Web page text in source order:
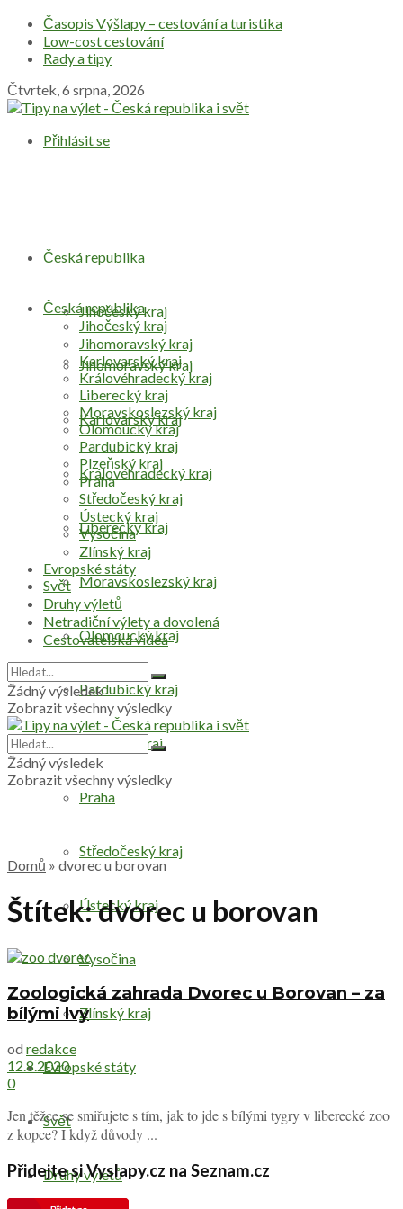
Časopis Výšlapy – cestování a turistika
Low-cost cestování
Rady a tipy
Čtvrtek, 6 srpna, 2026
Přihlásit se
Česká republika
Jihočeský kraj
Jihomoravský kraj
Karlovarský kraj
Královéhradecký kraj
Liberecký kraj
Moravskoslezský kraj
Olomoucký kraj
Pardubický kraj
Plzeňský kraj
Praha
Středočeský kraj
Ústecký kraj
Vysočina
Zlínský kraj
Evropské státy
Svět
Druhy výletů
Česká republika
Jihočeský kraj
Jihomoravský kraj
Karlovarský kraj
Královéhradecký kraj
Liberecký kraj
Moravskoslezský kraj
Olomoucký kraj
Pardubický kraj
Plzeňský kraj
Praha
Středočeský kraj
Ústecký kraj
Vysočina
Zlínský kraj
Evropské státy
Svět
Druhy výletů
Netradiční výlety a dovolená
Cestovatelská videa
Žádný výsledek
Zobrazit všechny výsledky
Žádný výsledek
Zobrazit všechny výsledky
Domů » dvorec u borovan
Štítek:dvorec u borovan
Zoologická zahrada Dvorec u Borovan – za
bílými lvy
od redakce
12.8.2020
0
Jen těžce se smiřujete s tím, jak to jde s bílými tygry v liberecké zoo
z kopce? I když důvody ...
Přidejte si Vyslapy.cz na Seznam.cz